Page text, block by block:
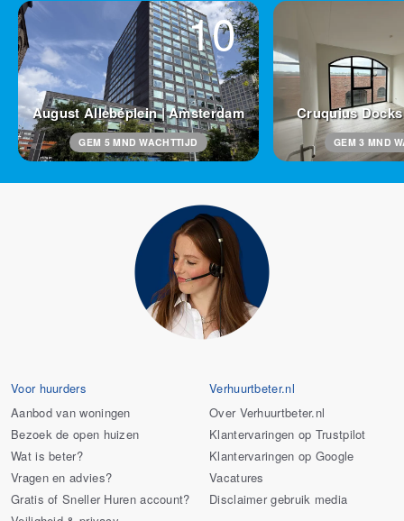
August Allebéplein | Amsterdam
GEM 5 MND WACHTTIJD
10
Cruquius
GEM 3 MND
Voor huurders
Aanbod van woningen
Bezoek de open huizen
Wat is beter?
Vragen en advies?
Gratis of Sneller Huren account?
Verhuurtbeter.nl
Over Verhuurtbeter.nl
Klantervaringen op Trustpilot
Klantervaringen op Google
Vacatures
Disclaimer gebruik media